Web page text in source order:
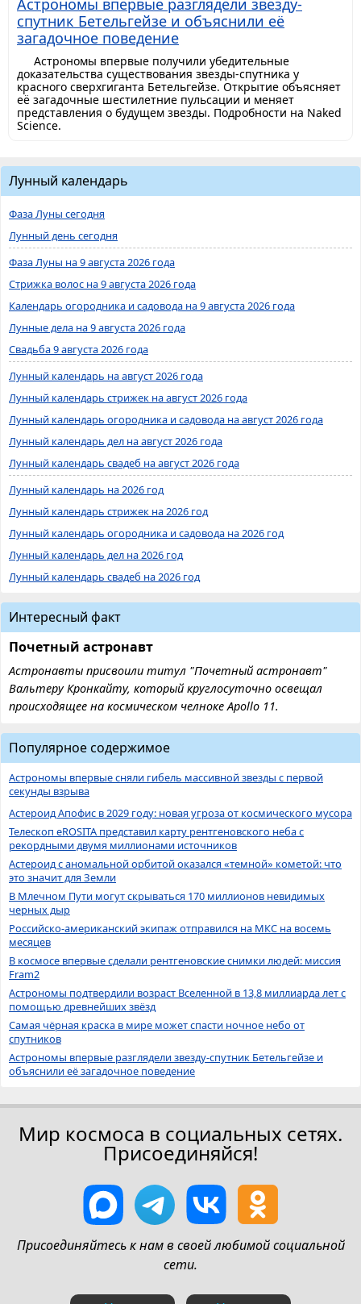
спутник Бетельгейзе и объяснили её
загадочное поведение
Астрономы впервые получили убедительные
доказательства существования звезды-спутника у
красного сверхгиганта Бетельгейзе. Открытие объясняет
её загадочные шестилетние пульсации и меняет
представления о будущем звезды. Подробности на Naked
Science.
Лунный календарь
Фаза Луны сегодня
Лунный день сегодня
Фаза Луны на 9 августа 2026 года
Стрижка волос на 9 августа 2026 года
Календарь огородника и садовода на 9 августа 2026 года
Лунные дела на 9 августа 2026 года
Свадьба 9 августа 2026 года
Лунный календарь на август 2026 года
Лунный календарь стрижек на август 2026 года
Лунный календарь огородника и садовода на август 2026 года
Лунный календарь дел на август 2026 года
Лунный календарь свадеб на август 2026 года
Лунный календарь на 2026 год
Лунный календарь стрижек на 2026 год
Лунный календарь огородника и садовода на 2026 год
Лунный календарь дел на 2026 год
Лунный календарь свадеб на 2026 год
Интересный факт
Почетный астронавт
Астронавты присвоили титул "Почетный астронавт"
Вальтеру Кронкайту, который круглосуточно освещал
происходящее на космическом челноке Apollo 11.
Популярное содержимое
Астрономы впервые сняли гибель массивной звезды с первой
секунды взрыва
Астероид Апофис в 2029 году: новая угроза от космического мусора
Телескоп eROSITA представил карту рентгеновского неба с
рекордными двумя миллионами источников
Астероид с аномальной орбитой оказался «темной» кометой: что
это значит для Земли
В Млечном Пути могут скрываться 170 миллионов невидимых
черных дыр
Российско-американский экипаж отправился на МКС на восемь
месяцев
В космосе впервые сделали рентгеновские снимки людей: миссия
Fram2
Астрономы подтвердили возраст Вселенной в 13,8 миллиарда лет с
помощью древнейших звёзд
Самая чёрная краска в мире может спасти ночное небо от
спутников
Астрономы впервые разглядели звезду-спутник Бетельгейзе и
объяснили её загадочное поведение
Мир космоса в социальных сетях.
Присоединяйся!
Присоединяйтесь к нам в своей любимой социальной
сети.